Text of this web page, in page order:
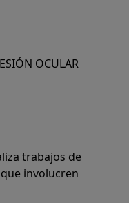
OCULAR
trabajos de
involucren